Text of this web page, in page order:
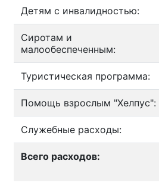
Детям с инвалидностью:
Сиротам и
малообеспеченным:
Туристическая программа:
Помощь взрослым "Хелпус":
Служебные расходы:
Всего расходов: